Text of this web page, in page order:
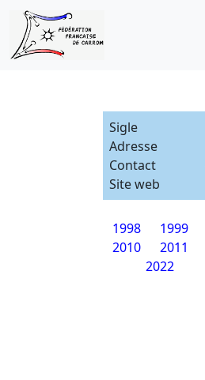
Sigle
Adresse
Contact
Site web
1998 1999
2010
2011
2022